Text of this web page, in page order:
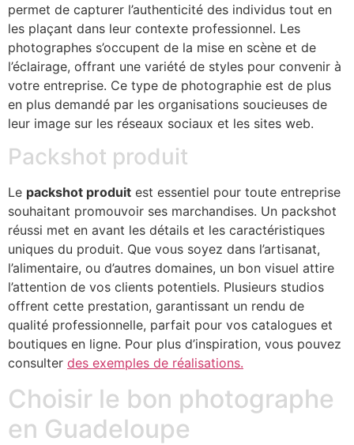
permet de capturer l’authenticité des individus tout en
les plaçant dans leur contexte professionnel. Les
photographes s’occupent de la mise en scène et de
l’éclairage, offrant une variété de styles pour convenir à
votre entreprise. Ce type de photographie est de plus
en plus demandé par les organisations soucieuses de
leur image sur les réseaux sociaux et les sites web.
Packshot produit
Le packshot produit est essentiel pour toute entreprise
souhaitant promouvoir ses marchandises. Un packshot
réussi met en avant les détails et les caractéristiques
uniques du produit. Que vous soyez dans l’artisanat,
l’alimentaire, ou d’autres domaines, un bon visuel attire
l’attention de vos clients potentiels. Plusieurs studios
offrent cette prestation, garantissant un rendu de
qualité professionnelle, parfait pour vos catalogues et
boutiques en ligne. Pour plus d’inspiration, vous pouvez
consulter des exemples de réalisations.
Choisir le bon photographe
en Guadeloupe